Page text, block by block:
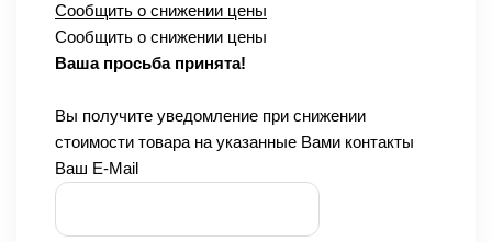
Сообщить о снижении цены
Сообщить о снижении цены
Ваша просьба принята!
Вы получите уведомление при снижении
стоимости товара на указанные Вами контакты
Ваш E-Mail